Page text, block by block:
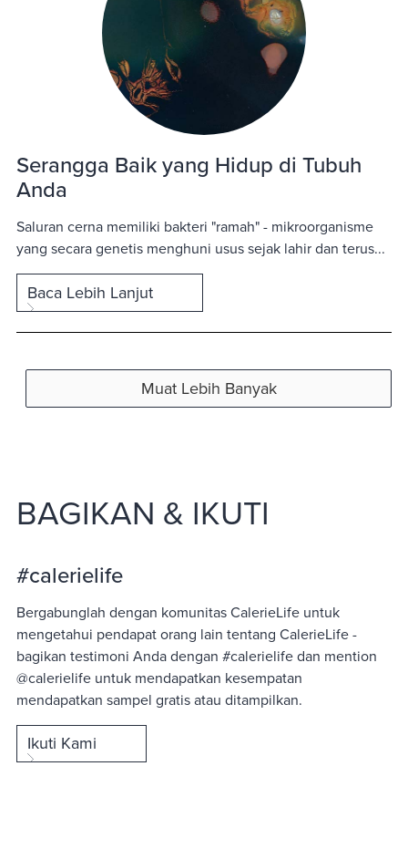
Serangga Baik yang Hidup di Tubuh
Anda
Saluran cerna memiliki bakteri "ramah" - mikroorganisme
yang secara genetis menghuni usus sejak lahir dan terus...
Baca Lebih Lanjut
Muat Lebih Banyak
BAGIKAN & IKUTI
#calerielife
Bergabunglah dengan komunitas CalerieLife untuk
mengetahui pendapat orang lain tentang CalerieLife -
bagikan testimoni Anda dengan #calerielife dan mention
@calerielife untuk mendapatkan kesempatan
mendapatkan sampel gratis atau ditampilkan.
Ikuti Kami